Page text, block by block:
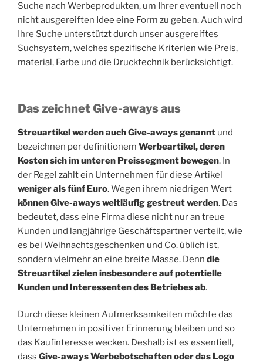
Suche nach Werbeprodukten, um Ihrer eventuell noch
nicht ausgereiften Idee eine Form zu geben. Auch wird
Ihre Suche unterstützt durch unser ausgereiftes
Suchsystem, welches spezifische Kriterien wie Preis,
material, Farbe und die Drucktechnik berücksichtigt.
Das zeichnet Give-aways aus
Streuartikel werden auch Give-aways genannt und
bezeichnen per definitionem Werbeartikel, deren
Kosten sich im unteren Preissegment bewegen. In
der Regel zahlt ein Unternehmen für diese Artikel
weniger als fünf Euro. Wegen ihrem niedrigen Wert
können Give-aways weitläufig gestreut werden. Das
bedeutet, dass eine Firma diese nicht nur an treue
Kunden und langjährige Geschäftspartner verteilt, wie
es bei Weihnachtsgeschenken und Co. üblich ist,
sondern vielmehr an eine breite Masse. Denn die
Streuartikel zielen insbesondere auf potentielle
Kunden und Interessenten des Betriebes ab.
Durch diese kleinen Aufmerksamkeiten möchte das
Unternehmen in positiver Erinnerung bleiben und so
das Kaufinteresse wecken. Deshalb ist es essentiell,
dass Give-aways Werbebotschaften oder das Logo